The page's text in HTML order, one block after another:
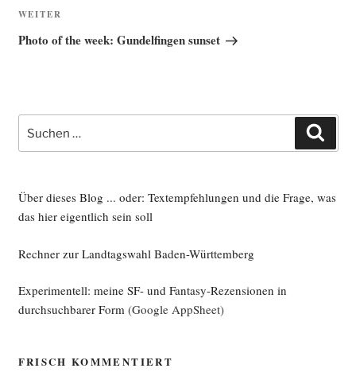
Nächster
Beitrag
WEITER
Photo of the week: Gundelfingen sunset
nach:
Über dieses Blog ... oder: Textempfehlungen und die Frage, was
das hier eigentlich sein soll
Rechner zur Landtagswahl Baden-Württemberg
Experimentell: meine SF- und Fantasy-Rezensionen in
durchsuchbarer Form(Google AppSheet)
FRISCH KOMMENTIERT